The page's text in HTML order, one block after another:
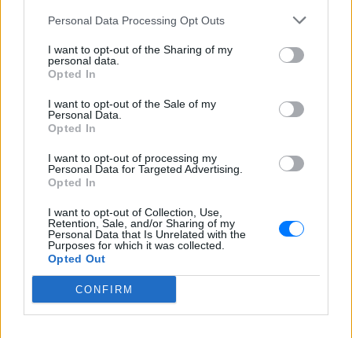
Personal Data Processing Opt Outs
I want to opt-out of the Sharing of my
personal data.
Opted In
I want to opt-out of the Sale of my
Personal Data.
Opted In
I want to opt-out of processing my
Personal Data for Targeted Advertising.
Opted In
I want to opt-out of Collection, Use,
Retention, Sale, and/or Sharing of my
Personal Data that Is Unrelated with the
Purposes for which it was collected.
Opted Out
CONFIRM
ΣΤΗΝ ΙΔΙΑ ΚΑΤΗΓΟΡΙΑ
Πού εξαφανίστηκε η Dido; Η
άλλαξε ζωή
«White Flag» και τη θρυλική συνεργασία
της με τον Eminem στο «Stan», η Dido
έγινε μία από τις μεγαλύτερες ποπ σταρ
των 00s
Η πιο δύσκολη στιγμή στη ζωή
στον Λευκό Οίκο